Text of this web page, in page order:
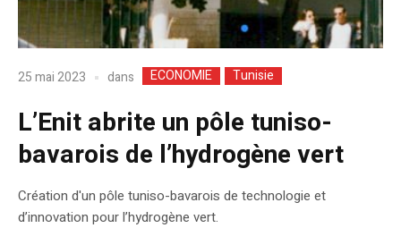
25 mai 2023 dans ECONOMIE Tunisie
L’Enit abrite un pôle tuniso-
bavarois de l’hydrogène vert
Création d'un pôle tuniso-bavarois de technologie et
d’innovation pour l’hydrogène vert.